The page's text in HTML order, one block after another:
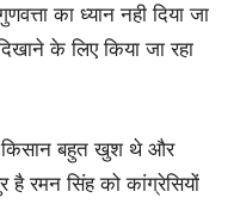
का ध्यान नही दिया जा
के लिए किया जा रहा
किसान बहुत खुश थे और
रमन सिंह को कांग्रेसियों